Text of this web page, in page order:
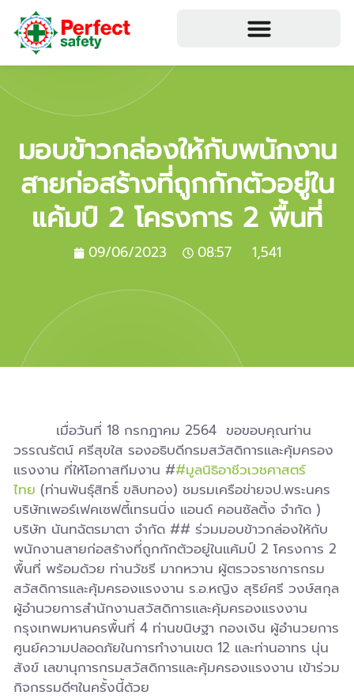
มอบข้าวกล่องให้กับพนักงาน
สายก่อสร้างที่ถูกกักตัวอยู่ใน
แค้มป์ 2 โครงการ 2 พื้นที่
09/06/2023 08:57 1,541
เมื่อวันที่ 18 กรกฎาคม 2564 ขอขอบคุณท่าน
วรรณรัตน์ ศรีสุขใส รองอธิบดีกรมสวัสดิการและคุ้มครอง
แรงงาน ที่ให้โอกาสทีมงาน ##มูลนิธิอาชีวเวชศาสตร์
ไทย (ท่านพันธุ์สิทธิ์ ขลิบทอง) ชมรมเครือข่ายจป.พระนคร
บริษัทเพอร์เฟคเซฟตี้เทรนนิ่ง แอนด์ คอนซัลติ้ง จำกัด )
บริษัท นันทฉัตรมาตา จำกัด ## ร่วมมอบข้าวกล่องให้กับ
พนักงานสายก่อสร้างที่ถูกกักตัวอยู่ในแค้มป์ 2 โครงการ 2
พื้นที่ พร้อมด้วย ท่านวัชรี มากหวาน ผู้ตรวจราชการกรม
สวัสดิการและคุ้มครองแรงงาน ร.อ.หญิง สุริย์ศรี วงษ์สกุล
ผู้อำนวยการสำนักงานสวัสดิการและคุ้มครองแรงงาน
กรุงเทพมหานครพื้นที่ 4 ท่านขนิษฐา กองเงิน ผู้อำนวยการ
ศูนย์ความปลอดภัยในการทำงานเขต 12 และท่านอาทร นุ่น
สังข์ เลขานุการกรมสวัสดิการและคุ้มครองแรงงาน เข้าร่วม
กิจกรรมดีๆในครั้งนี้ด้วย